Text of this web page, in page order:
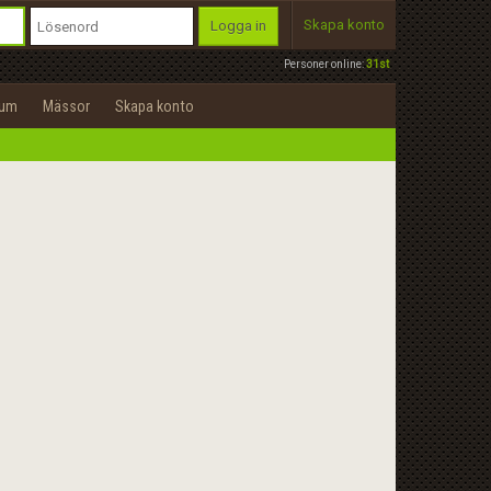
Personer online:31st
Logga in Skapa konto
Mässor Skapa konto